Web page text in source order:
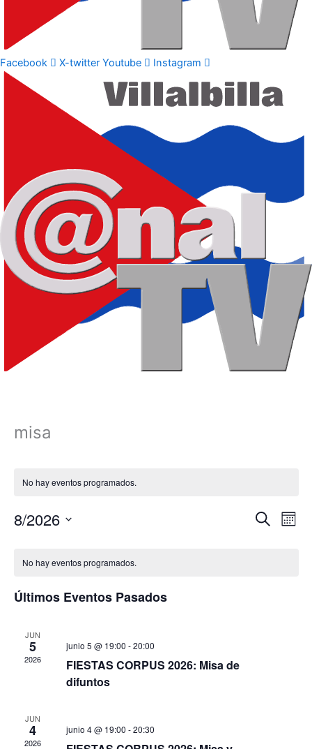
Facebook X-twitter Youtube Instagram
misa
No hay eventos programados.
Navegación
BuscarMes
8/2026
fecha.
deNo hay eventos programados.
Últimos Eventos Pasados
JUN
5
2026
junio 5 @ 19:00 -20:00
FIESTAS CORPUS 2026: Misa de
difuntos
JUN
4
2026
junio 4 @ 19:00 -20:30